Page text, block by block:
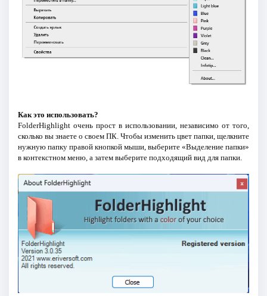
Как это использовать?
FolderHighlight очень прост в использовании, независимо от того,
сколько вы знаете о своем ПК. Чтобы изменить цвет папки, щелкните
нужную папку правой кнопкой мыши, выберите «Выделение папки»
в контекстном меню, а затем выберите подходящий вид для папки.